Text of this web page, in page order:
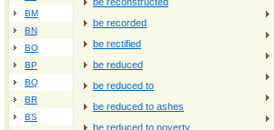
BM
BN
BO
BP
BQ
BR
BS
be recorded
be rectified
be reduced
be reduced to
be reduced to ashes
be reduced to poverty